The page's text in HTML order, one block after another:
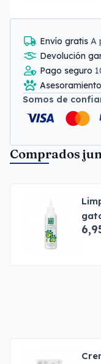
Envío gratis A
Devolución
Pago seguro
Somos de
Comprados